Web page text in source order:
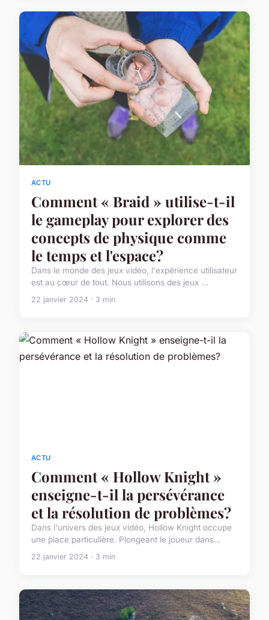
ACTU
Comment « Braid » utilise-t-il
le gameplay pour explorer des
concepts de physique comme
le temps et l'espace?
Dans le monde des jeux vidéo, l'expérience utilisateur
est au cœur de tout. Nous utilisons des jeux ...
22 janvier 2024 · 3 min
ACTU
Comment « Hollow Knight »
enseigne-t-il la persévérance
et la résolution de problèmes?
Dans l'univers des jeux vidéo, Hollow Knight occupe
une place particulière. Plongeant le joueur dans...
22 janvier 2024 · 3 min